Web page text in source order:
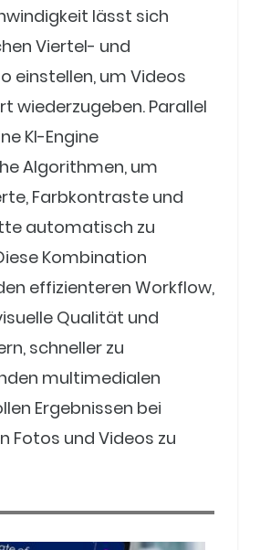
lässt sich
Viertel- und
einstellen, um Videos
wiederzugeben. Parallel
KI-Engine
Algorithmen, um
Farbkontraste und
automatisch zu
Kombination
effizienteren Workflow,
Qualität und
schneller zu
multimedialen
Ergebnissen bei
Fotos und Videos zu